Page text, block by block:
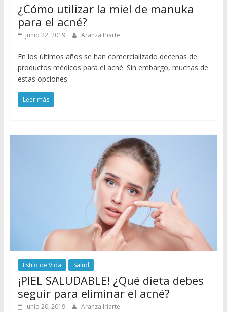
¿Cómo utilizar la miel de manuka
para el acné?
junio 22, 2019 Aranza Iriarte
En los últimos años se han comercializado decenas de
productos médicos para el acné. Sin embargo, muchas de
estas opciones
Leer más
Estilo de Vida Salud
¡PIEL SALUDABLE! ¿Qué dieta debes
seguir para eliminar el acné?
junio 20, 2019 Aranza Iriarte